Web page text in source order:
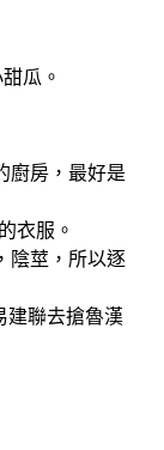
瓜。
廚房，最好是
衣服。
陰莖，所以逐
建聯去搶魯漢